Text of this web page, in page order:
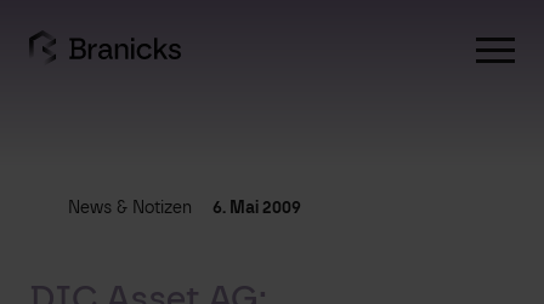
content
News & Notizen 6. Mai 2009